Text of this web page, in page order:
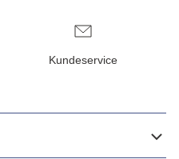
Kundeservice